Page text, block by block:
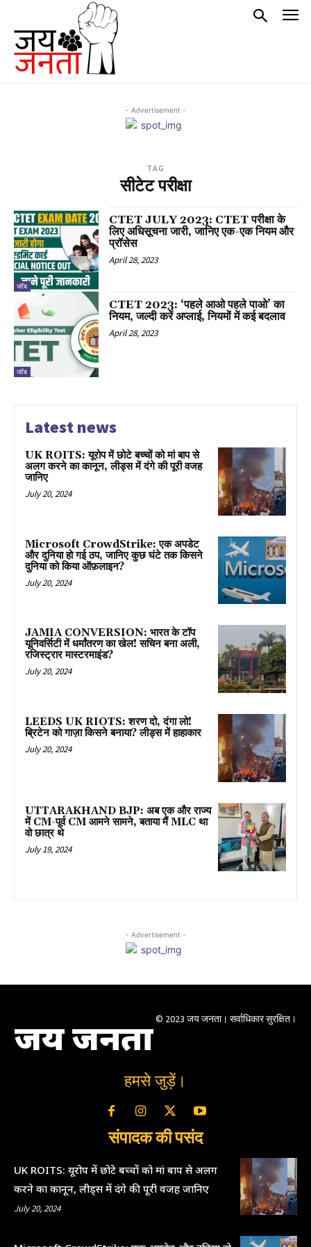
- Advertisement -
TAG
सीटेट परीक्षा
जॉब
CTET JULY 2023: CTET परीक्षा के
लिए अधिसूचना जारी, जानिए एक-एक नियम और
प्रॉसेस
April 28, 2023
जॉब
CTET 2023: ‘पहले आओ पहले पाओ’ का
नियम, जल्दी करें अप्लाई, नियमों में कई बदलाव
April 28, 2023
Latest news
UK ROITS: यूरोप में छोटे बच्चों को मां बाप से
अलग करने का कानून, लीड्स में दंगे की पूरी वजह
जानिए
July 20, 2024
Microsoft CrowdStrike: एक अपडेट
और दुनिया हो गई ठप, जानिए कुछ घंटे तक किसने
दुनिया को किया ऑफ़लाइन?
July 20, 2024
JAMIA CONVERSION: भारत के टॉप
यूनिवर्सिटी में धर्मांतरण का खेल! सचिन बना अली,
रजिस्ट्रार मास्टरमाइंड?
July 20, 2024
LEEDS UK RIOTS: शरण दो, दंगा लो!
ब्रिटेन को गाज़ा किसने बनाया? लीड्स में हाहाकार
July 20, 2024
UTTARAKHAND BJP: अब एक और राज्य
में CM-पूर्व CM आमने सामने, बताया मैं MLC था
वो छात्र थे
July 19, 2024
- Advertisement -
जय जनता © 2023 जय जनता। सर्वाधिकार सुरक्षित।
हमसे जुड़ें।
संपादक की पसंद
UK ROITS: यूरोप में छोटे बच्चों को मां बाप से अलग
करने का कानून, लीड्स में दंगे की पूरी वजह जानिए
July 20, 2024